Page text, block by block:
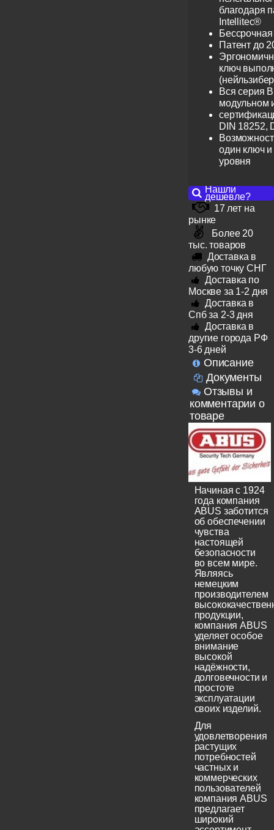
благодаря
Intellitec®
Патент до
ключ
Вся серия
модульном
DIN 18252,
один ключ и
уровня
Нашли
дешевле?
17 лет на
рынке
Более 20
тыс. товаров
Доставка в
любую точку СНГ
Доставка по
Москве за 1-2 дня
Доставка в
Спб за 2-3 дня
Доставка в
другие города РФ
3-6 дней
Описание
Документы
Отзывы и
комментарии о
товаре
Начиная с 1924
года компания
ABUS заботится
об обеспечении
чувства
настоящей
безопасности
во всем мире.
Являясь
немецким
производителем
продукции,
компания ABUS
уделяет особое
внимание
высокой
надёжности,
долговечности и
простоте
эксплуатации
своих изделий.
Для
удовлетворения
растущих
потребностей
частных и
коммерческих
пользователей
компания ABUS
предлагает
широкий